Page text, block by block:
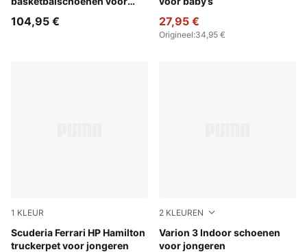
104,95 € 27,95 €
Origineel:34,95 €
1 KLEUR
Scuderia Ferrari HP Hamilton
truckerpet voor jongeren
PUMA Red
2 KLEUREN
Varion 3 Indoor schoenen
voor jongeren
PUMA Team Royal-PUMA